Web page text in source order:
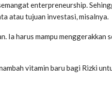
enterpreneurship.
atau tujuan investasi, misalnya.
Ia harus mampu menggerakkan
vitamin baru bagi Rizki